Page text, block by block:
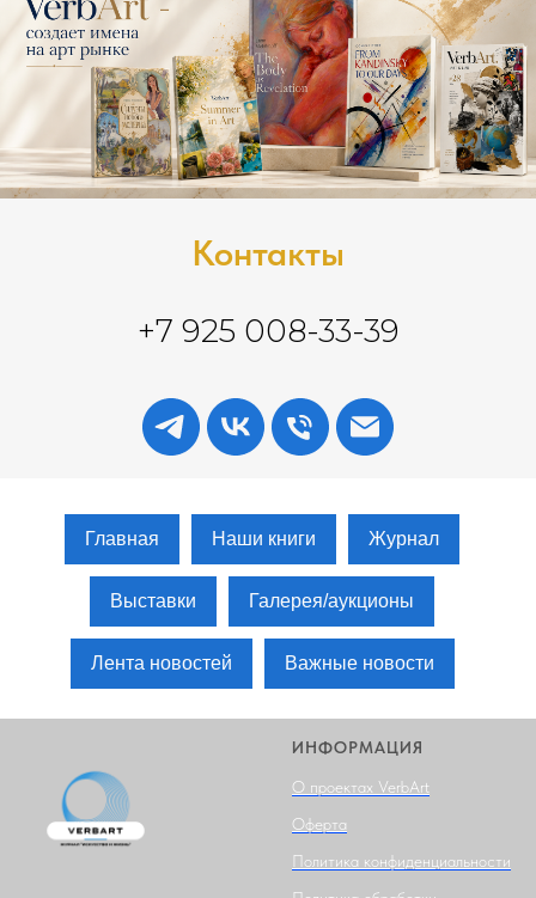
Контакты
+7 925 008-33-39
Главная Наши книги Журнал
Выставки Галерея/аукционы
Лента новостей Важные новости
ИНФОРМАЦИЯ
О проектах VerbArt
Оферта
Политика конфиденциальности